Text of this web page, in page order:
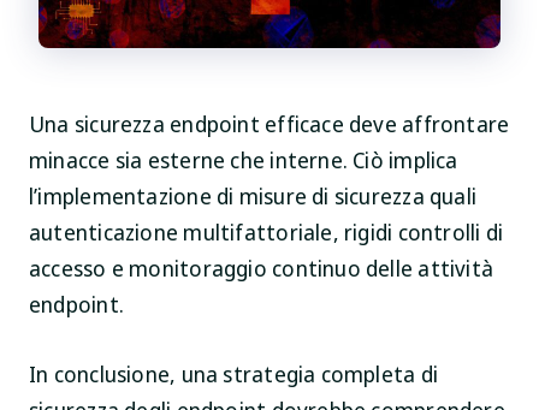
Una sicurezza endpoint efficace deve affrontare
minacce sia esterne che interne. Ciò implica
l’implementazione di misure di sicurezza quali
autenticazione multifattoriale, rigidi controlli di
accesso e monitoraggio continuo delle attività
endpoint.
In conclusione, una strategia completa di